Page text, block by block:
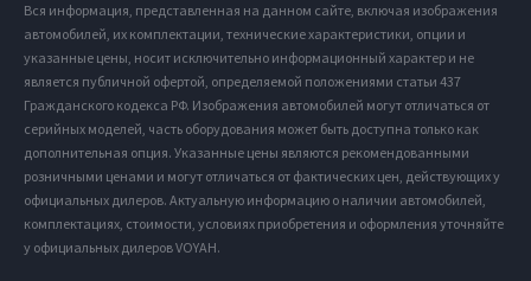
Вся информация, представленная на данном сайте, включая изображения
автомобилей, их комплектации, технические характеристики, опции и
указанные цены, носит исключительно информационный характер и не
является публичной офертой, определяемой положениями статьи 437
Гражданского кодекса РФ. Изображения автомобилей могут отличаться от
серийных моделей, часть оборудования может быть доступна только как
дополнительная опция. Указанные цены являются рекомендованными
розничными ценами и могут отличаться от фактических цен, действующих у
официальных дилеров. Актуальную информацию о наличии автомобилей,
комплектациях, стоимости, условиях приобретения и оформления уточняйте
у официальных дилеров VOYAH.